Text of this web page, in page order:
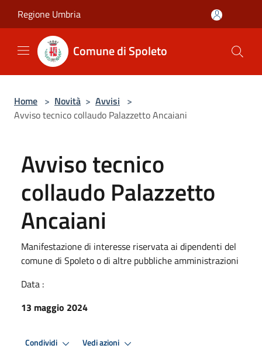
Regione Umbria
Comune di Spoleto
Home > Novità > Avvisi >
Avviso tecnico collaudo Palazzetto Ancaiani
Avviso tecnico
collaudo Palazzetto
Ancaiani
Manifestazione di interesse riservata ai dipendenti del
comune di Spoleto o di altre pubbliche amministrazioni
Data :
13 maggio 2024
Condividi Vedi azioni